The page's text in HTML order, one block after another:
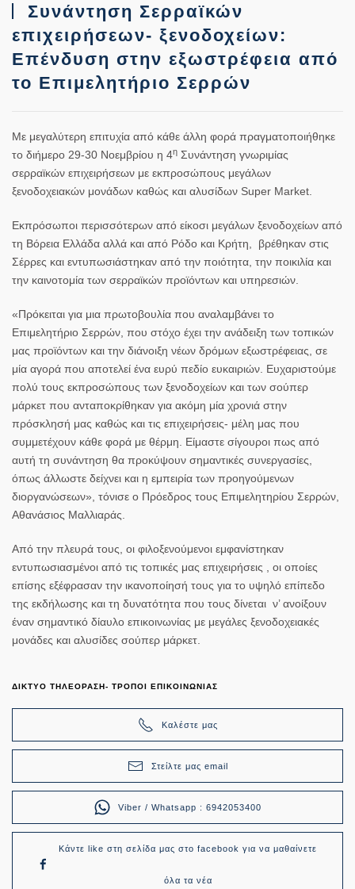
Συνάντηση Σερραϊκών
επιχειρήσεων- ξενοδοχείων:
Επένδυση στην εξωστρέφεια από
το Επιμελητήριο Σερρών
Με μεγαλύτερη επιτυχία από κάθε άλλη φορά πραγματοποιήθηκε
το διήμερο 29-30 Νοεμβρίου η 4η Συνάντηση γνωριμίας
σερραϊκών επιχειρήσεων με εκπροσώπους μεγάλων
ξενοδοχειακών μονάδων καθώς και αλυσίδων Super Market.
Εκπρόσωποι περισσότερων από είκοσι μεγάλων ξενοδοχείων από
τη Βόρεια Ελλάδα αλλά και από Ρόδο και Κρήτη, βρέθηκαν στις
Σέρρες και εντυπωσιάστηκαν από την ποιότητα, την ποικιλία και
την καινοτομία των σερραϊκών προϊόντων και υπηρεσιών.
«Πρόκειται για μια πρωτοβουλία που αναλαμβάνει το
Επιμελητήριο Σερρών, που στόχο έχει την ανάδειξη των τοπικών
μας προϊόντων και την διάνοιξη νέων δρόμων εξωστρέφειας, σε
μία αγορά που αποτελεί ένα ευρύ πεδίο ευκαιριών. Ευχαριστούμε
πολύ τους εκπροσώπους των ξενοδοχείων και των σούπερ
μάρκετ που ανταποκρίθηκαν για ακόμη μία χρονιά στην
πρόσκλησή μας καθώς και τις επιχειρήσεις- μέλη μας που
συμμετέχουν κάθε φορά με θέρμη. Είμαστε σίγουροι πως από
αυτή τη συνάντηση θα προκύψουν σημαντικές συνεργασίες,
όπως άλλωστε δείχνει και η εμπειρία των προηγούμενων
διοργανώσεων», τόνισε ο Πρόεδρος τους Επιμελητηρίου Σερρών,
Αθανάσιος Μαλλιαράς.
Από την πλευρά τους, οι φιλοξενούμενοι εμφανίστηκαν
εντυπωσιασμένοι από τις τοπικές μας επιχειρήσεις , οι οποίες
επίσης εξέφρασαν την ικανοποίησή τους για το υψηλό επίπεδο
της εκδήλωσης και τη δυνατότητα που τους δίνεται ν’ ανοίξουν
έναν σημαντικό δίαυλο επικοινωνίας με μεγάλες ξενοδοχειακές
μονάδες και αλυσίδες σούπερ μάρκετ.
ΔΙΚΤΥΟ ΤΗΛΕΟΡΑΣΗ- ΤΡΟΠΟΙ ΕΠΙΚΟΙΝΩΝΙΑΣ
Καλέστε μας
Στείλτε μας email
Viber / Whatsapp : 6942053400
Κάντε like στη σελίδα μας στο facebook για να μαθαίνετε
όλα τα νέα